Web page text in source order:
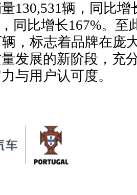
130,531辆，同比增
同比增长167%。至
，标志着品牌在庞
发展的新阶段，充
与用户认可度。